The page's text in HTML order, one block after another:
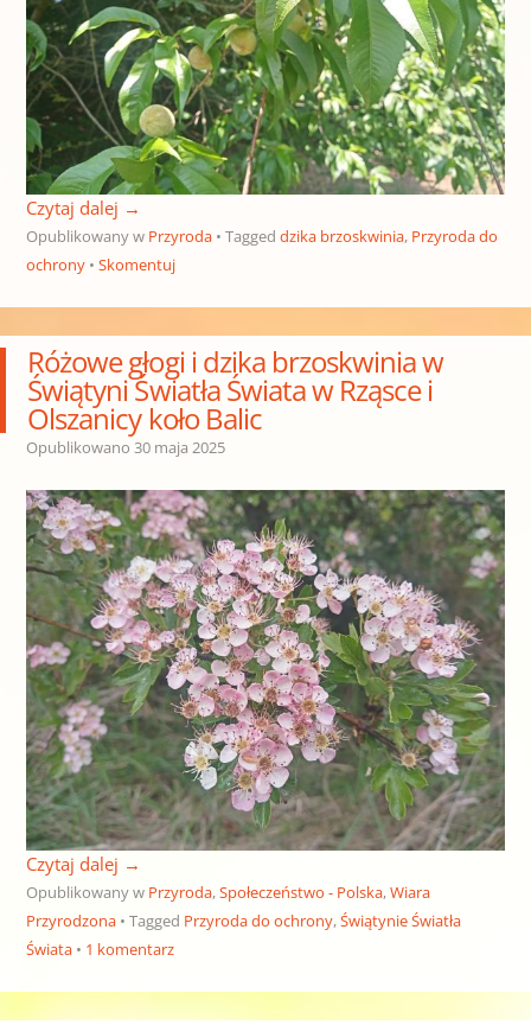
Czytaj dalej →
Opublikowany w Przyroda Tagged dzika brzoskwinia, Przyroda do
ochrony
Skomentuj
Różowe głogi i dzika brzoskwinia w
Świątyni Światła Świata w Rząsce i
Olszanicy koło Balic
Opublikowano 30 maja 2025
Czytaj dalej →
Opublikowany w Przyroda,Społeczeństwo - Polska,Wiara
Przyrodzona
Tagged Przyroda do ochrony,Świątynie Światła
Świata
1 komentarz